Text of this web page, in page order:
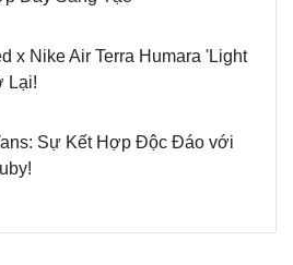
x Nike Air Terra Humara 'Light
Lại!
Sự Kết Hợp Độc Đáo với